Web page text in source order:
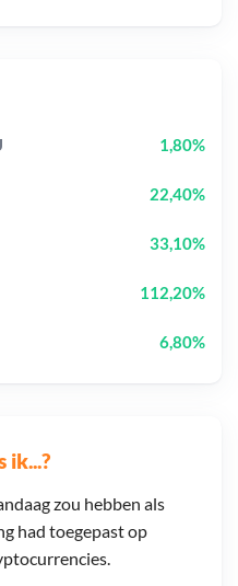
ik...?
zou hebben als
had toegepast op
1,80%
22,40%
33,10%
112,20%
6,80%